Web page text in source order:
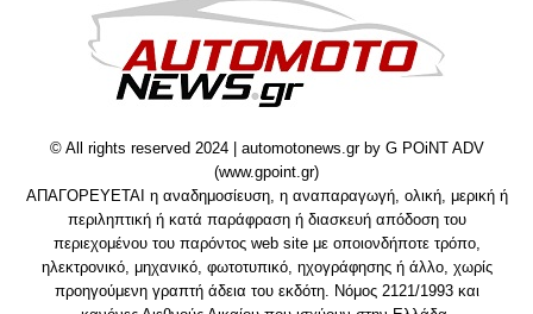
© All rights reserved 2024 | automotonews.gr by G POiNT ADV
(www.gpoint.gr)
ΑΠΑΓΟΡΕΥΕΤΑΙ η αναδημοσίευση, η αναπαραγωγή, ολική, μερική ή
περιληπτική ή κατά παράφραση ή διασκευή απόδοση του
περιεχομένου του παρόντος web site με οποιονδήποτε τρόπο,
ηλεκτρονικό, μηχανικό, φωτοτυπικό, ηχογράφησης ή άλλο, χωρίς
προηγούμενη γραπτή άδεια του εκδότη. Νόμος 2121/1993 και